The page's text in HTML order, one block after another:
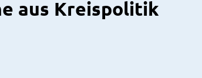
aus Kreispolitik